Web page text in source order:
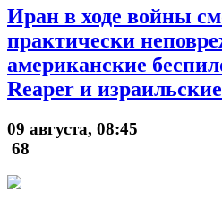
Иран в ходе войны
практически
американские
Reaper и
09 августа, 08:45
68